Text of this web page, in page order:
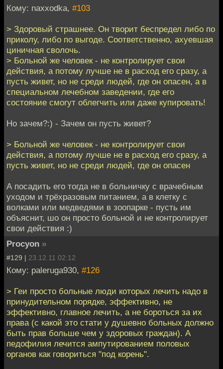
Кому: naxxodka, #103
> Здоровый страшнее. Он творит беспредел либо по
приколу, либо по выгоде. Соответственно, ахуевшая
циничная сволочь.
> Больной же человек - не контролирует свои
действия, а потому лучше не в расход его сразу, а
пусть живет, но не среди людей, где он опасен, а в
специальном лечебном заведении, где его
состояние смогут облегчить или даже купировать!
Но зачем?:) - Зачем он пусть живет?
> Больной же человек - не контролирует свои
действия, а потому лучше не в расход его сразу, а
пусть живет, но не среди людей, где он опасен
А посадить его тогда не в больничку с врачебным
уходом и трёхразовым питанием, а в клетку с
волками или медведями в зоопарке - пусть им
объяснит, шо он просто больной и не контролирует
свои действия :)
Procyon »
#129 | 23.12.11 02:12
Кому: paleruga930, #126
> Геи просто больные люди которых лечить надо в
принудительном порядке, эффективно, не
эффективно, главное лечить, а не бороться за их
права (с какой это стати у душевно больных должно
быть прав больше чем у здоровых граждан). А
педофилия лечится ампутированием половых
органов как говориться "под корень".